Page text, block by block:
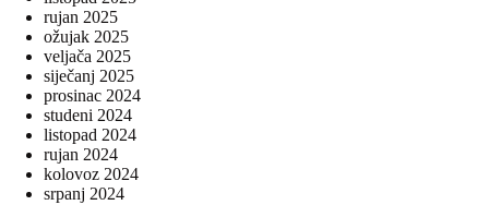
rujan 2025
ožujak 2025
veljača 2025
siječanj 2025
prosinac 2024
studeni 2024
listopad 2024
rujan 2024
kolovoz 2024
srpanj 2024